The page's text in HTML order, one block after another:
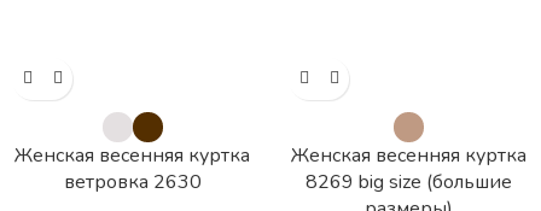
Женская весенняя куртка
ветровка 2630
Женская весенняя куртка
8269 big size (большие